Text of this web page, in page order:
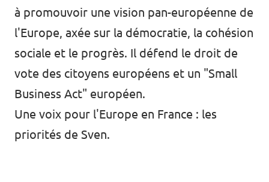
à promouvoir une vision pan-européenne de
l'Europe, axée sur la démocratie, la cohésion
sociale et le progrès. Il défend le droit de
vote des citoyens européens et un "Small
Business Act" européen.
Une voix pour l'Europe en France : les
priorités de Sven.